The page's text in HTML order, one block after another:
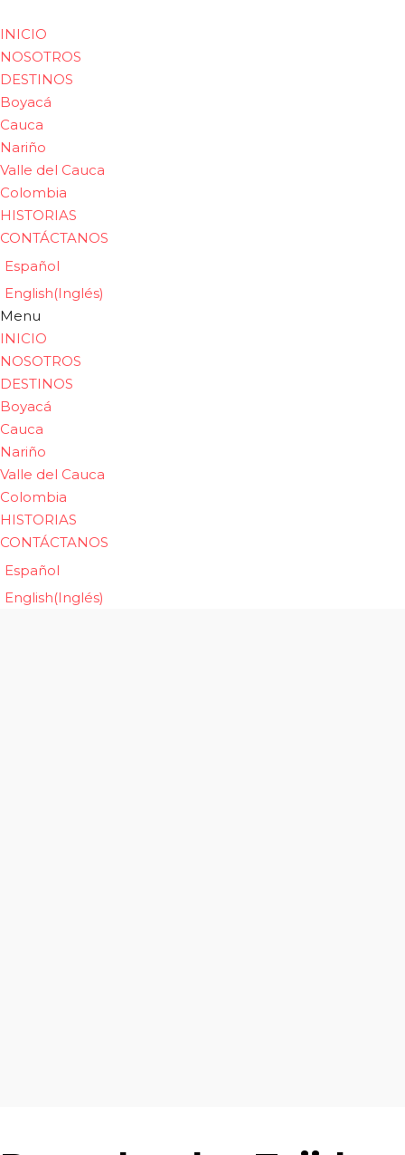
INICIO
NOSOTROS
DESTINOS
Boyacá
Cauca
Nariño
Valle del Cauca
Colombia
HISTORIAS
CONTÁCTANOS
Español
English(Inglés)
Menu
INICIO
NOSOTROS
DESTINOS
Boyacá
Cauca
Nariño
Valle del Cauca
Colombia
HISTORIAS
CONTÁCTANOS
Español
English(Inglés)